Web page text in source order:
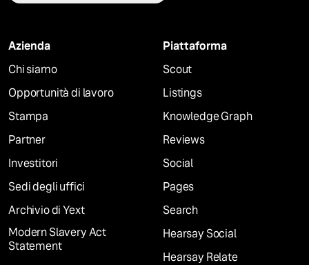
Azienda
Chi siamo
Opportunità di lavoro
Stampa
Partner
Investitori
Sedi degli uffici
Archivio di Yext
Modern Slavery Act
Statement
Piattaforma
Scout
Listings
Knowledge Graph
Reviews
Social
Pages
Search
Hearsay Social
Hearsay Relate